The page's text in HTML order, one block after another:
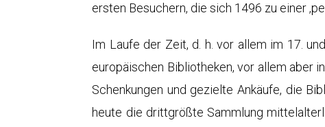
ersten Besuchern, die sich 1496 zu einer
Im Laufe der Zeit, d. h. vor allem im 17.
europäischen Bibliotheken, vor allem aber
Schenkungen und gezielte Ankäufe, die
heute die drittgrößte Sammlung